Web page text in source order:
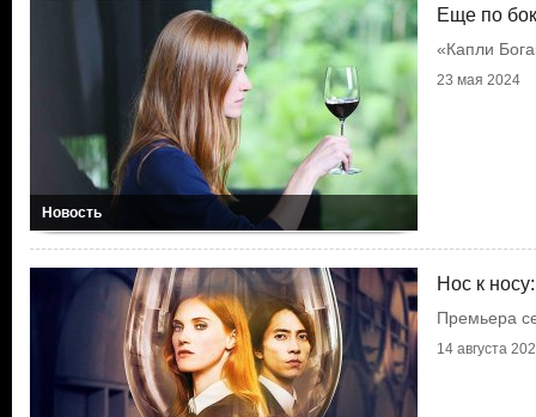
Новость
Еще по
«Капли
23 мая 2024
Нос к
Премьера
14 августа